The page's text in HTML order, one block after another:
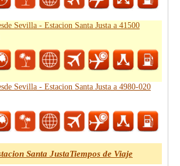
Sevilla - Estacion Santa Justa a 41500
Sevilla - Estacion Santa Justa a 4980-020
Santa JustaTiempos de Viaje